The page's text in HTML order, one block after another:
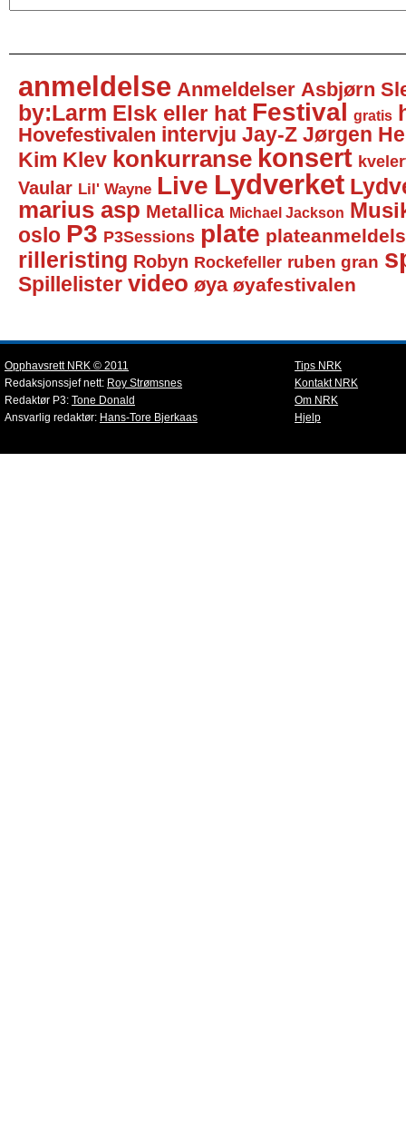
anmeldelse Anmeldelser Asbjørn
by:Larm Elsk eller hat Festival gratis
Hovefestivalen intervju Jay-Z Jørgen
Kim Klev konkurranse konsert
Vaular Lil' Wayne Live Lydverket
marius asp Metallica Michael Jackson
oslo P3 P3Sessions plate
rilleristing Robyn Rockefeller ruben gran
Spillelister video øya øyafestivalen
Opphavsrett NRK © 2011
Redaksjonssjef nett: Roy Strømsnes
Redaktør P3: Tone Donald
Ansvarlig redaktør: Hans-Tore Bjerkaas
Tips NRK
Kontakt NRK
Om NRK
Hjelp